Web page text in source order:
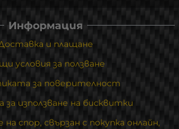
Информация
и плащане
условия за ползване
за поверителност
за използване на бисквитки
на спор, свързан с покупка онлайн,